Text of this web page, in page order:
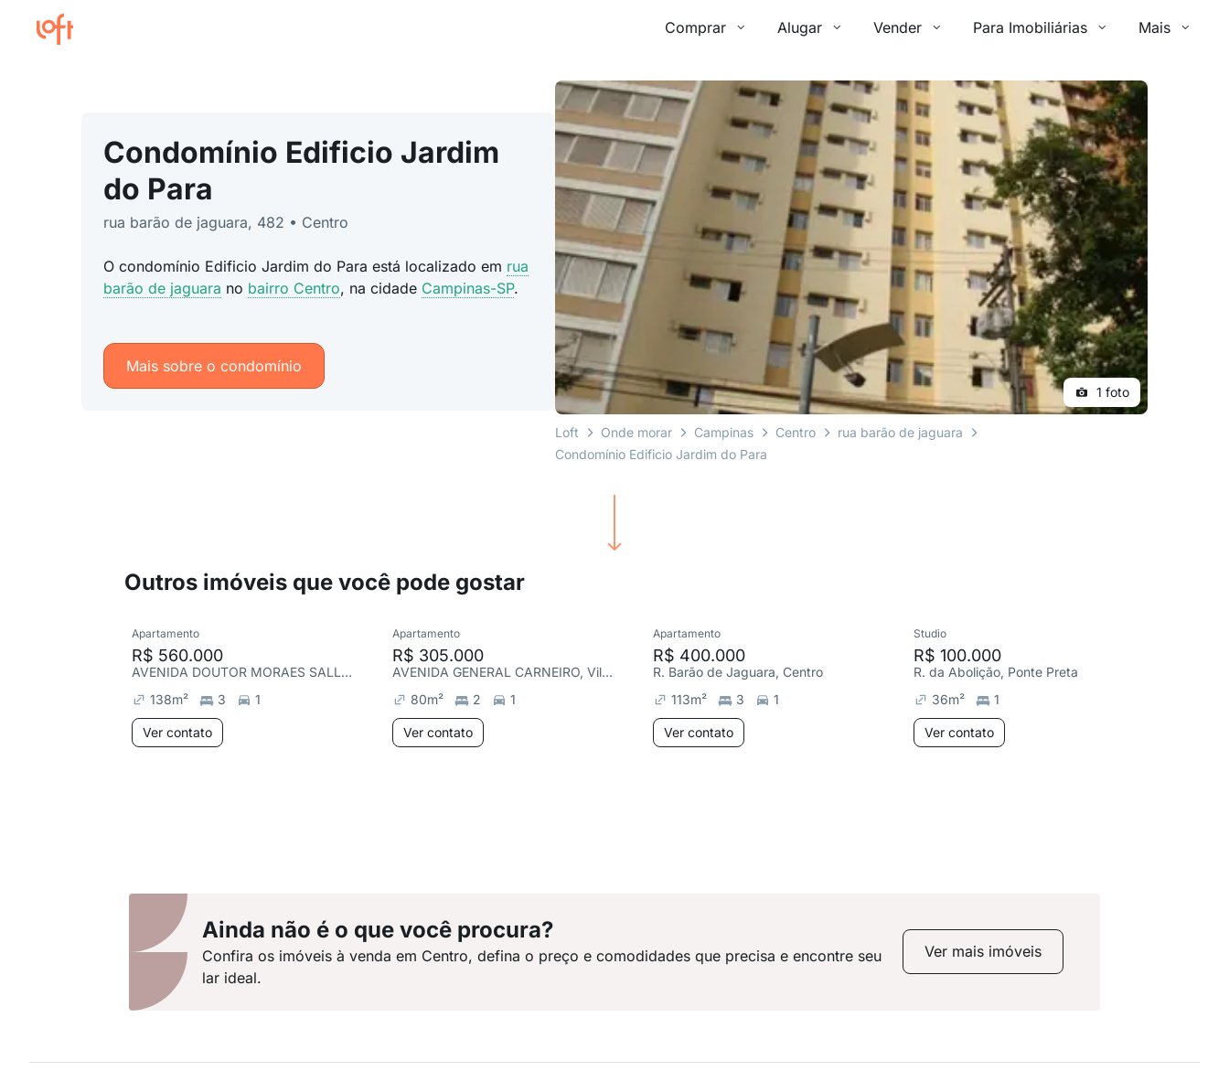
Comprar Alugar Vender Para Imobiliárias Mais
Condomínio Edificio Jardim
do Para
rua barão de jaguara, 482 • Centro
O condomínio Edificio Jardim do Para está localizado em rua
barão de jaguara no bairro Centro, na cidade Campinas-SP.
Mais sobre o condomínio
1 foto
Loft Onde morar Campinas Centro
rua barão de jaguara
Condomínio Edificio Jardim do Para
Outros imóveis que você pode gostar
Apartamento
R$ 560.000
AVENIDA DOUTOR MORAES SALLES, Centro
138m² 3 1
Ver contato
Apartamento
R$ 305.000
AVENIDA GENERAL CARNEIRO, Vila João Jorge
80m² 2 1
Ver contato
Apartamento
R$ 400.000
R. Barão de Jaguara, Centro
113m² 3 1
Ver contato
Studio
R$ 100.000
R. da Abolição, Ponte Preta
36m² 1
Ver contato
Ainda não é o que você procura?
Confira os imóveis à venda em Centro, defina o preço e comodidades que precisa e encontre seu
lar ideal.
Ver mais imóveis